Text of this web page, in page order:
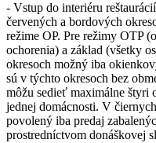
- Vstup do interiéru
červených a bordových
režime OP. Pre režimy OTP
ochorenia) a základ (všetky
okresoch možný iba
sú v týchto okresoch bez
môžu sedieť maximálne štyri
jednej domácnosti. V
povolený iba predaj
prostredníctvom donáškovej